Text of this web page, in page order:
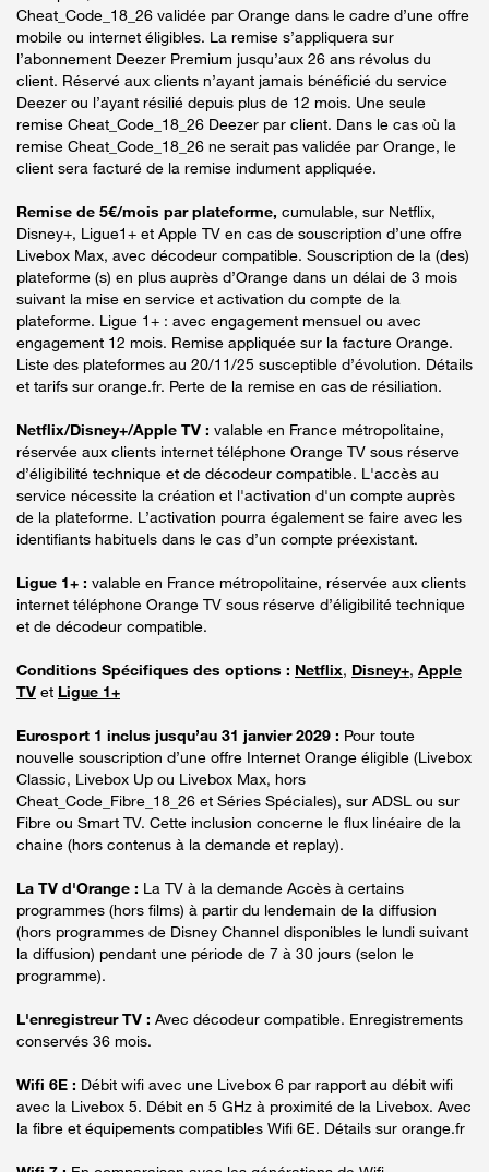
Cheat_Code_18_26 validée par Orange dans le cadre d’une offre
mobile ou internet éligibles. La remise s’appliquera sur
l’abonnement Deezer Premium jusqu’aux 26 ans révolus du
client. Réservé aux clients n’ayant jamais bénéficié du service
Deezer ou l’ayant résilié depuis plus de 12 mois. Une seule
remise Cheat_Code_18_26 Deezer par client. Dans le cas où la
remise Cheat_Code_18_26 ne serait pas validée par Orange, le
client sera facturé de la remise indument appliquée.
Remise de 5€/mois par plateforme, cumulable, sur Netflix,
Disney+, Ligue1+ et Apple TV en cas de souscription d’une offre
Livebox Max, avec décodeur compatible. Souscription de la (des)
plateforme (s) en plus auprès d’Orange dans un délai de 3 mois
suivant la mise en service et activation du compte de la
plateforme. Ligue 1+ : avec engagement mensuel ou avec
engagement 12 mois. Remise appliquée sur la facture Orange.
Liste des plateformes au 20/11/25 susceptible d’évolution. Détails
et tarifs sur orange.fr. Perte de la remise en cas de résiliation.
Netflix/Disney+/Apple TV : valable en France métropolitaine,
réservée aux clients internet téléphone Orange TV sous réserve
d’éligibilité technique et de décodeur compatible. L'accès au
service nécessite la création et l'activation d'un compte auprès
de la plateforme. L’activation pourra également se faire avec les
identifiants habituels dans le cas d’un compte préexistant.
Ligue 1+ : valable en France métropolitaine, réservée aux clients
internet téléphone Orange TV sous réserve d’éligibilité technique
et de décodeur compatible.
Conditions Spécifiques des options : Netflix, Disney+, Apple
TV et Ligue 1+
Eurosport 1 inclus jusqu’au 31 janvier 2029 : Pour toute
nouvelle souscription d’une offre Internet Orange éligible (Livebox
Classic, Livebox Up ou Livebox Max, hors
Cheat_Code_Fibre_18_26 et Séries Spéciales), sur ADSL ou sur
Fibre ou Smart TV. Cette inclusion concerne le flux linéaire de la
chaine (hors contenus à la demande et replay).
La TV d'Orange : La TV à la demande Accès à certains
programmes (hors films) à partir du lendemain de la diffusion
(hors programmes de Disney Channel disponibles le lundi suivant
la diffusion) pendant une période de 7 à 30 jours (selon le
programme).
L'enregistreur TV : Avec décodeur compatible. Enregistrements
conservés 36 mois.
Wifi 6E : Débit wifi avec une Livebox 6 par rapport au débit wifi
avec la Livebox 5. Débit en 5 GHz à proximité de la Livebox. Avec
la fibre et équipements compatibles Wifi 6E. Détails sur orange.fr